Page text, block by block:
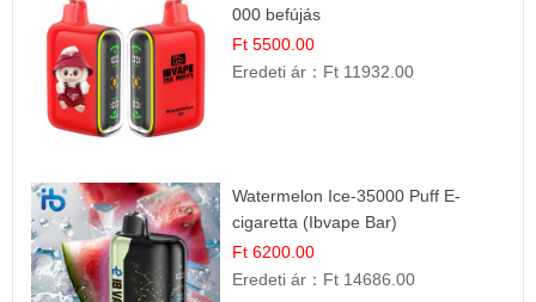
000 befújás
Ft 5500.00
Eredeti ár： Ft 11932.00
Watermelon Ice-35000 Puff E-
cigaretta (Ibvape Bar)
Ft 6200.00
Eredeti ár： Ft 14686.00